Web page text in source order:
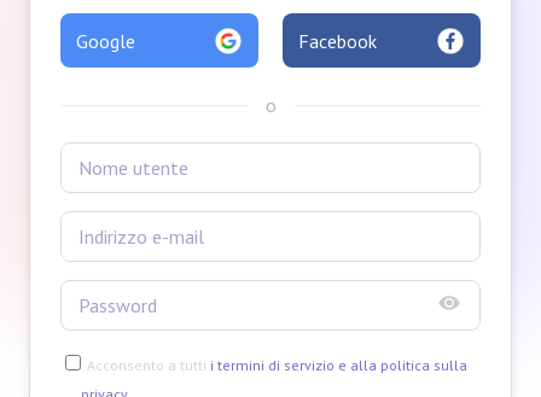
Google Facebook
o
Acconsento a tutti i termini di servizio e alla politica sulla